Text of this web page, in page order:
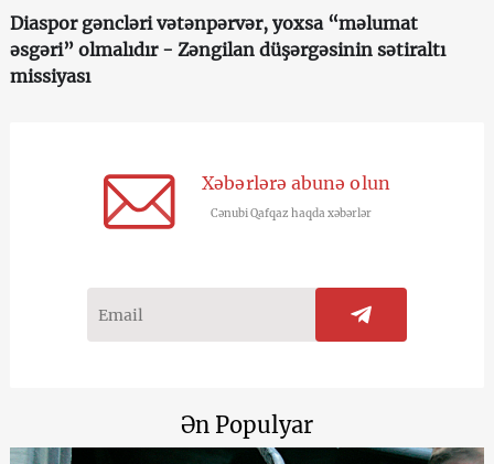
Diaspor gəncləri vətənpərvər, yoxsa “məlumat
əsgəri” olmalıdır - Zəngilan düşərgəsinin sətiraltı
missiyası
Xəbərlərə abunə olun
Cənubi Qafqaz haqda xəbərlər
Ən Populyar